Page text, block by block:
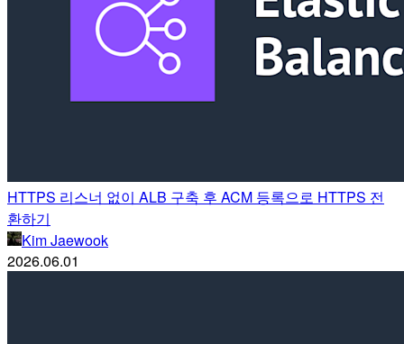
HTTPS 리스너 없이 ALB 구축 후 ACM 등록으로 HTTPS 전
환하기
Kim Jaewook
2026.06.01